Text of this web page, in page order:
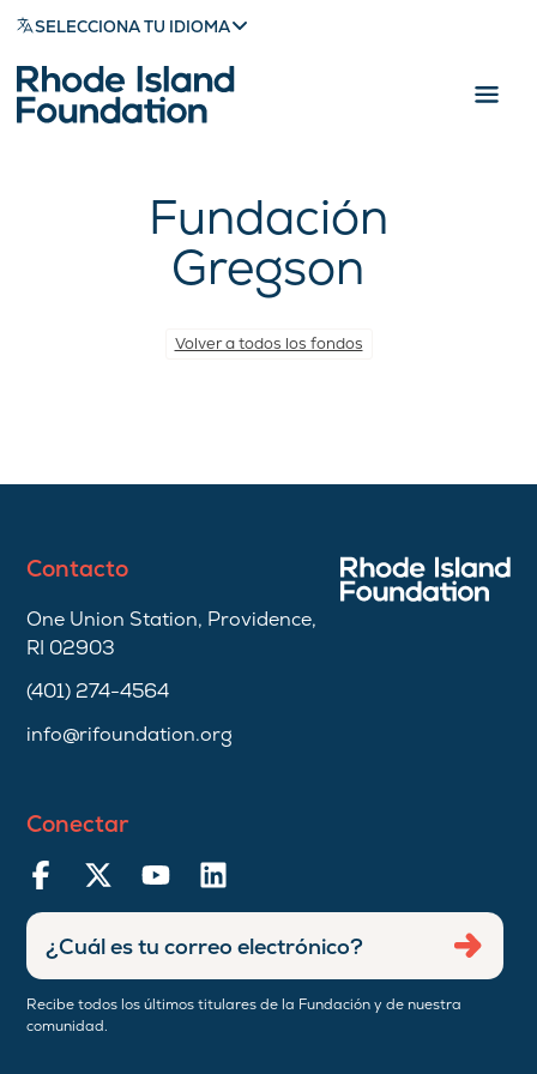
SELECCIONA TU IDIOMA
Fundación
Gregson
Volver a todos los fondos
Contacto
One Union Station, Providence,
RI 02903
(401) 274-4564
info@rifoundation.org
Conectar
Recibe todos los últimos titulares de la Fundación y de nuestra
comunidad.
Ingresar
dirección
de
correo
Enviar